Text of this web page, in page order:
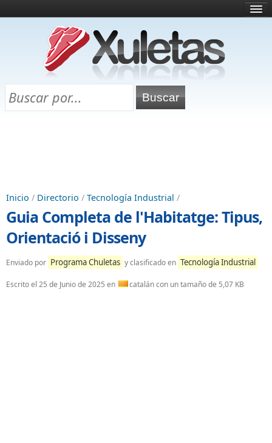
¿Qué es esto?
Directorio
Chuletas para exámenes
Inicio / Directorio / Tecnología Industrial /
Guia Completa de l'Habitatge: Tipus,
Orientació i Disseny
Enviado por Programa Chuletas y clasificado en Tecnología Industrial
Escrito el 25 de Junio de 2025 en catalán con un tamaño de 5,07 KB